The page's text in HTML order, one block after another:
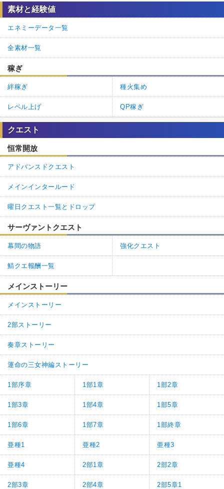
素材と経験値
エネミーデータ一覧
全素材一覧
稼ぎ
絆稼ぎ 種火集め
レベル上げ QP稼ぎ
クエスト
恒常開放
アドバンスドクエスト
メインインタールード
曜日クエスト一覧とドロップ
サーヴァントクエスト
幕間の物語 強化クエスト
鯖クエ報酬一覧
メインストーリー
メインストーリー
2部ストーリー
奏章ストーリー
運命の三女神編ストーリー
1部序章 1部1章 1部2章
1部3章 1部4章 1部5章
1部6章 1部7章 1部終章
亜種1 亜種2 亜種3
亜種4 2部1章 2部2章
2部3章 2部4章 2部5章1